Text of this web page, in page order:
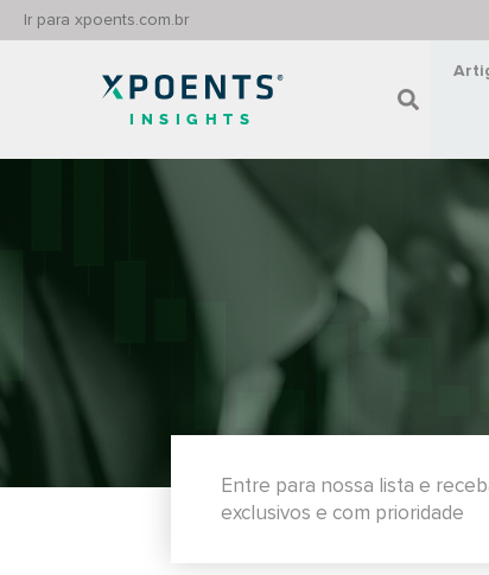
Ir para xpoents.com.br
INSIGHTS
Entre para nossa lista e
exclusivos e com prioridade